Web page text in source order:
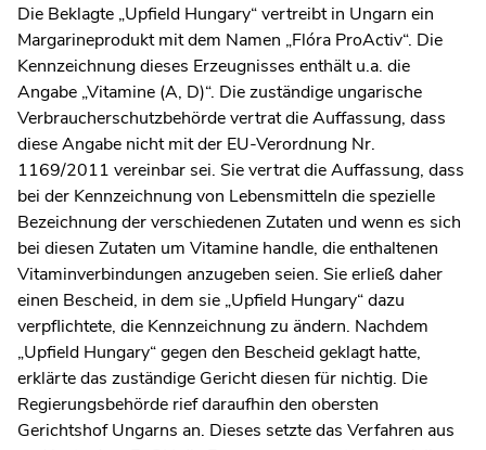
Die Beklagte „Upfield Hungary“ vertreibt in Ungarn ein
Margarineprodukt mit dem Namen „Flóra ProActiv“. Die
Kennzeichnung dieses Erzeugnisses enthält u.a. die
Angabe „Vitamine (A, D)“. Die zuständige ungarische
Verbraucherschutzbehörde vertrat die Auffassung, dass
diese Angabe nicht mit der EU-Verordnung Nr.
1169/2011 vereinbar sei. Sie vertrat die Auffassung, dass
bei der Kennzeichnung von Lebensmitteln die spezielle
Bezeichnung der verschiedenen Zutaten und wenn es sich
bei diesen Zutaten um Vitamine handle, die enthaltenen
Vitaminverbindungen anzugeben seien. Sie erließ daher
einen Bescheid, in dem sie „Upfield Hungary“ dazu
verpflichtete, die Kennzeichnung zu ändern. Nachdem
„Upfield Hungary“ gegen den Bescheid geklagt hatte,
erklärte das zuständige Gericht diesen für nichtig. Die
Regierungsbehörde rief daraufhin den obersten
Gerichtshof Ungarns an. Dieses setzte das Verfahren aus